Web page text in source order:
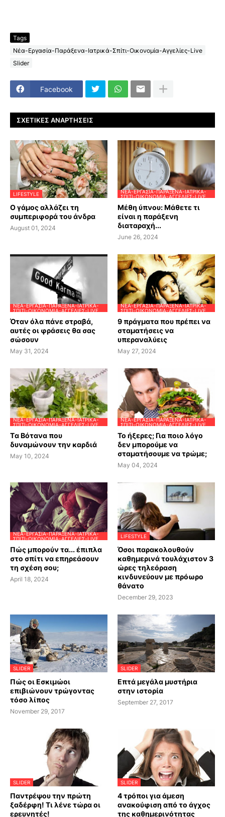
Tags
Νέα-Εργασία-Παράξενα-Ιατρικά-Σπίτι-Οικονομία-Αγγελίες-Live
Slider
Facebook
ΣΧΕΤΙΚΈΣ ΑΝΑΡΤΉΣΕΙΣ
LIFESTYLE
Ο γάμος αλλάζει τη
συμπεριφορά του άνδρα
August 01, 2024
ΝΈΑ-ΕΡΓΑΣΊΑ-ΠΑΡΆΞΕΝΑ-ΙΑΤΡΙΚΆ-
ΣΠΊΤΙ-ΟΙΚΟΝΟΜΊΑ-ΑΓΓΕΛΊΕΣ-LIVE
Μέθη ύπνου: Μάθετε τι
είναι η παράξενη
διαταραχή...
June 26, 2024
ΝΈΑ-ΕΡΓΑΣΊΑ-ΠΑΡΆΞΕΝΑ-ΙΑΤΡΙΚΆ-
ΣΠΊΤΙ-ΟΙΚΟΝΟΜΊΑ-ΑΓΓΕΛΊΕΣ-LIVE
Όταν όλα πάνε στραβά,
αυτές οι φράσεις θα σας
σώσουν
May 31, 2024
ΝΈΑ-ΕΡΓΑΣΊΑ-ΠΑΡΆΞΕΝΑ-ΙΑΤΡΙΚΆ-
ΣΠΊΤΙ-ΟΙΚΟΝΟΜΊΑ-ΑΓΓΕΛΊΕΣ-LIVE
9 πράγματα που πρέπει να
σταματήσεις να
υπεραναλύεις
May 27, 2024
ΝΈΑ-ΕΡΓΑΣΊΑ-ΠΑΡΆΞΕΝΑ-ΙΑΤΡΙΚΆ-
ΣΠΊΤΙ-ΟΙΚΟΝΟΜΊΑ-ΑΓΓΕΛΊΕΣ-LIVE
Tα Βότανα που
δυναμώνουν την καρδιά
May 10, 2024
ΝΈΑ-ΕΡΓΑΣΊΑ-ΠΑΡΆΞΕΝΑ-ΙΑΤΡΙΚΆ-
ΣΠΊΤΙ-ΟΙΚΟΝΟΜΊΑ-ΑΓΓΕΛΊΕΣ-LIVE
Το ήξερες; Για ποιο λόγο
δεν μπορούμε να
σταματήσουμε να τρώμε;
May 04, 2024
ΝΈΑ-ΕΡΓΑΣΊΑ-ΠΑΡΆΞΕΝΑ-ΙΑΤΡΙΚΆ-
ΣΠΊΤΙ-ΟΙΚΟΝΟΜΊΑ-ΑΓΓΕΛΊΕΣ-LIVE
Πώς μπορούν τα... έπιπλα
στο σπίτι να επηρεάσουν
τη σχέση σου;
April 18, 2024
LIFESTYLE
Όσοι παρακολουθούν
καθημερινά τουλάχιστον 3
ώρες τηλεόραση
κινδυνεύουν με πρόωρο
θάνατο
December 29, 2023
SLIDER
Πώς οι Εσκιμώοι
επιβιώνουν τρώγοντας
τόσο λίπος
November 29, 2017
SLIDER
Επτά μεγάλα μυστήρια
στην ιστορία
September 27, 2017
SLIDER
Παντρέψου την πρώτη
ξαδέρφη! Τι λένε τώρα οι
ερευνητές!
SLIDER
4 τρόποι για άμεση
ανακούφιση από το άγχος
της καθημερινότητας